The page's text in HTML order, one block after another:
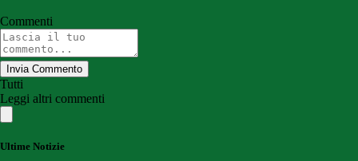
Commenti
Invia Commento
Tutti
Leggi altri commenti
Ultime Notizie